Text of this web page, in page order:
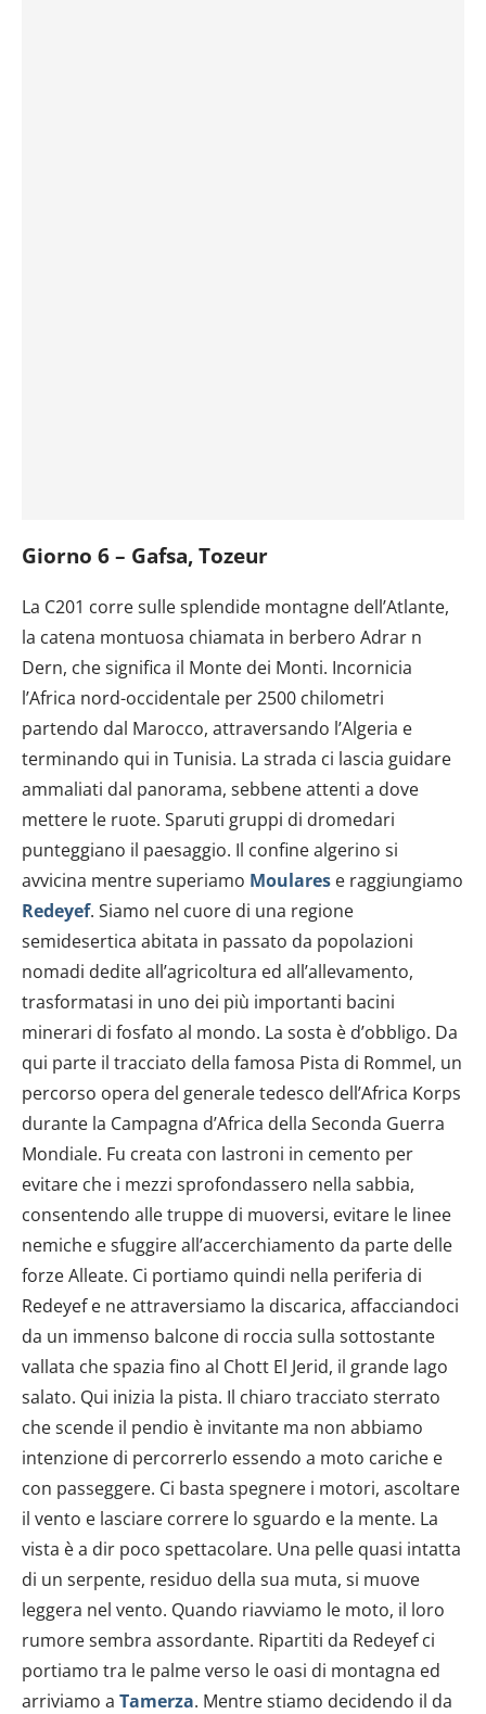
Giorno 6 – Gafsa, Tozeur
La C201 corre sulle splendide montagne dell’Atlante,
la catena montuosa chiamata in berbero Adrar n
Dern, che significa il Monte dei Monti. Incornicia
l’Africa nord-occidentale per 2500 chilometri
partendo dal Marocco, attraversando l’Algeria e
terminando qui in Tunisia. La strada ci lascia guidare
ammaliati dal panorama, sebbene attenti a dove
mettere le ruote. Sparuti gruppi di dromedari
punteggiano il paesaggio. Il confine algerino si
avvicina mentre superiamo Moulares e raggiungiamo
Redeyef. Siamo nel cuore di una regione
semidesertica abitata in passato da popolazioni
nomadi dedite all’agricoltura ed all’allevamento,
trasformatasi in uno dei più importanti bacini
minerari di fosfato al mondo. La sosta è d’obbligo. Da
qui parte il tracciato della famosa Pista di Rommel, un
percorso opera del generale tedesco dell’Africa Korps
durante la Campagna d’Africa della Seconda Guerra
Mondiale. Fu creata con lastroni in cemento per
evitare che i mezzi sprofondassero nella sabbia,
consentendo alle truppe di muoversi, evitare le linee
nemiche e sfuggire all’accerchiamento da parte delle
forze Alleate. Ci portiamo quindi nella periferia di
Redeyef e ne attraversiamo la discarica, affacciandoci
da un immenso balcone di roccia sulla sottostante
vallata che spazia fino al Chott El Jerid, il grande lago
salato. Qui inizia la pista. Il chiaro tracciato sterrato
che scende il pendio è invitante ma non abbiamo
intenzione di percorrerlo essendo a moto cariche e
con passeggere. Ci basta spegnere i motori, ascoltare
il vento e lasciare correre lo sguardo e la mente. La
vista è a dir poco spettacolare. Una pelle quasi intatta
di un serpente, residuo della sua muta, si muove
leggera nel vento. Quando riavviamo le moto, il loro
rumore sembra assordante. Ripartiti da Redeyef ci
portiamo tra le palme verso le oasi di montagna ed
arriviamo a Tamerza. Mentre stiamo decidendo il da